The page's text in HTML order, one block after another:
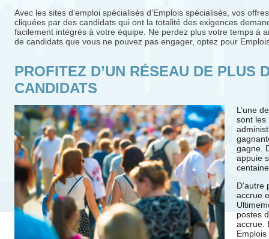
Avec les sites d’emploi spécialisés d’Emplois spécialisés, vos
cliquées par des candidats qui ont la totalité des exigences
facilement intégrés à votre équipe. Ne perdez plus votre temps à
de candidats que vous ne pouvez pas engager, optez pour
PROFITEZ D’UN RÉSEAU DE PLUS
CANDIDATS
L’une
sont les
gagne.
appuie
D’autre
accrue
postes
accrue.